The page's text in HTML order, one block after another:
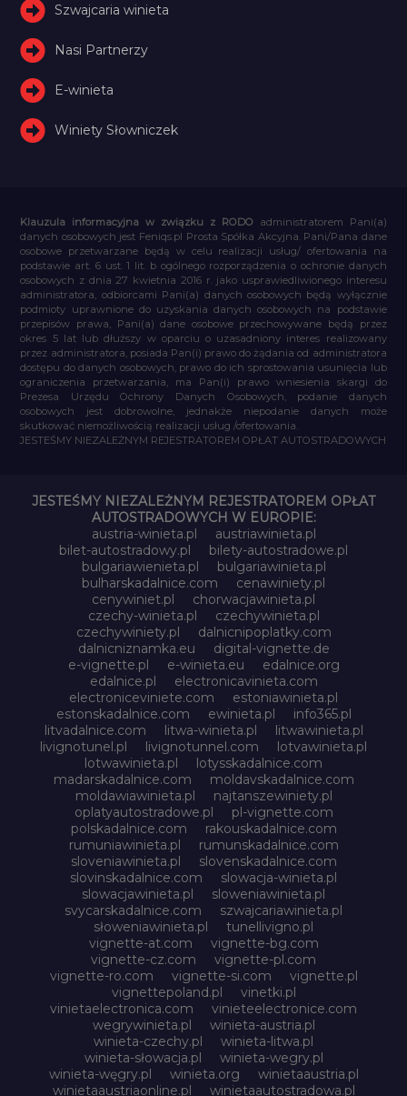
Szwajcaria winieta
Nasi Partnerzy
E-winieta
Winiety Słowniczek
Klauzula informacyjna w związku z RODO administratorem Pani(a)
danych osobowych jest Feniqs.pl Prosta Spółka Akcyjna. Pani/Pana dane
osobowe przetwarzane będą w celu realizacji usług/ ofertowania na
podstawie art. 6 ust. 1 lit. b ogólnego rozporządzenia o ochronie danych
osobowych z dnia 27 kwietnia 2016 r. jako usprawiedliwionego interesu
administratora, odbiorcami Pani(a) danych osobowych będą wyłącznie
podmioty uprawnione do uzyskania danych osobowych na podstawie
przepisów prawa, Pani(a) dane osobowe przechowywane będą przez
okres 5 lat lub dłuższy w oparciu o uzasadniony interes realizowany
przez administratora, posiada Pan(i) prawo do żądania od administratora
dostępu do danych osobowych, prawo do ich sprostowania usunięcia lub
ograniczenia przetwarzania, ma Pan(i) prawo wniesienia skargi do
Prezesa Urzędu Ochrony Danych Osobowych, podanie danych
osobowych jest dobrowolne, jednakże niepodanie danych może
skutkować niemożliwością realizacji usług /ofertowania.
JESTEŚMY NIEZALEŻNYM REJESTRATOREM OPŁAT AUTOSTRADOWYCH
JESTEŚMY NIEZALEŻNYM REJESTRATOREM OPŁAT
AUTOSTRADOWYCH W EUROPIE:
austria-winieta.pl
austriawinieta.pl
bilet-autostradowy.pl
bilety-autostradowe.pl
bulgariawienieta.pl
bulgariawinieta.pl
bulharskadalnice.com
cenawiniety.pl
cenywiniet.pl
chorwacjawinieta.pl
czechy-winieta.pl
czechywinieta.pl
czechywiniety.pl
dalnicnipoplatky.com
dalnicniznamka.eu
digital-vignette.de
e-vignette.pl
e-winieta.eu
edalnice.org
edalnice.pl
electronicavinieta.com
electroniceviniete.com
estoniawinieta.pl
estonskadalnice.com
ewinieta.pl
info365.pl
litvadalnice.com
litwa-winieta.pl
litwawinieta.pl
livignotunel.pl
livignotunnel.com
lotvawinieta.pl
lotwawinieta.pl
lotysskadalnice.com
madarskadalnice.com
moldavskadalnice.com
moldawiawinieta.pl
najtanszewiniety.pl
oplatyautostradowe.pl
pl-vignette.com
polskadalnice.com
rakouskadalnice.com
rumuniawinieta.pl
rumunskadalnice.com
sloveniawinieta.pl
slovenskadalnice.com
slovinskadalnice.com
slowacja-winieta.pl
slowacjawinieta.pl
sloweniawinieta.pl
svycarskadalnice.com
szwajcariawinieta.pl
słoweniawinieta.pl
tunellivigno.pl
vignette-at.com
vignette-bg.com
vignette-cz.com
vignette-pl.com
vignette-ro.com
vignette-si.com
vignette.pl
vignettepoland.pl
vinetki.pl
vinietaelectronica.com
vinieteelectronice.com
wegrywinieta.pl
winieta-austria.pl
winieta-czechy.pl
winieta-litwa.pl
winieta-słowacja.pl
winieta-wegry.pl
winieta-węgry.pl
winieta.org
winietaaustria.pl
winietaaustriaonline.pl
winietaautostradowa.pl